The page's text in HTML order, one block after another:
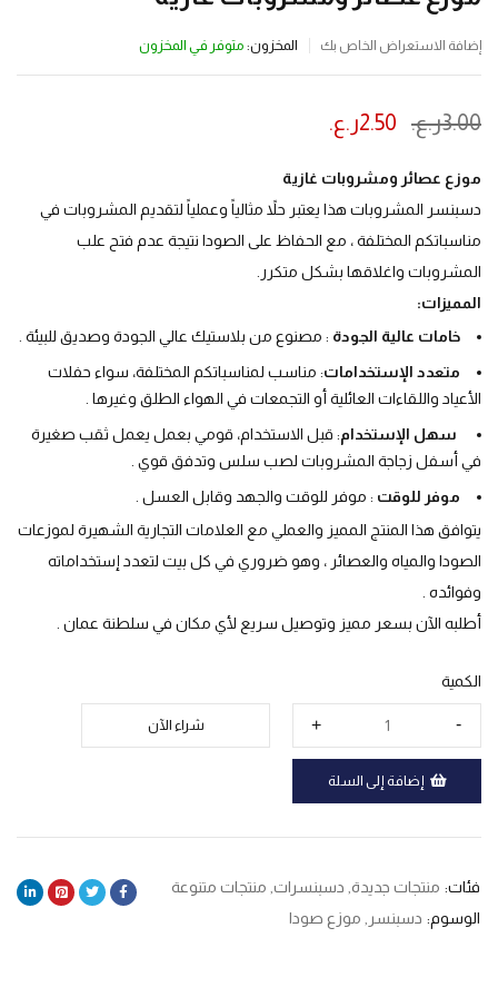
إضافة الاستعراض الخاص بك المخزون: متوفر في المخزون
ينتهي العرض بعد :
3.00ر.ع. 2.50ر.ع.
موزع عصائر ومشروبات غازية
دسبنسر المشروبات هذا يعتبر حلاً مثالياً وعملياً لتقديم المشروبات في
مناسباتكم المختلفة ، مع الحفاظ على الصودا نتيجة عدم فتح علب
المشروبات واغلاقها بشكل متكرر.
المميزات:
خامات عالية الجودة : مصنوع من بلاستيك عالي الجودة وصديق للبيئة .
متعدد الإستخدامات: مناسب لمناسباتكم المختلفة، سواء حفلات
الأعياد واللقاءات العائلية أو التجمعات في الهواء الطلق وغيرها .
سهل الإستخدام: قبل الاستخدام، قومي بعمل يعمل ثقب صغيرة
في أسفل زجاجة المشروبات لصب سلس وتدفق قوي .
موفر للوقت : موفر للوقت والجهد وقابل العسل .
يتوافق هذا المنتج المميز والعملي مع العلامات التجارية الشهيرة لموزعات
الصودا والمياه والعصائر ، وهو ضروري في كل بيت لتعدد إستخداماته
وفوائده .
أطلبه الآن بسعر مميز وتوصيل سريع لأي مكان في سلطنة عمان .
الكمية
إضافة إلى السلة
شراء الآن
فئات: منتجات جديدة دسبنسرات منتجات متنوعة
الوسوم: دسبنسر موزع صودا